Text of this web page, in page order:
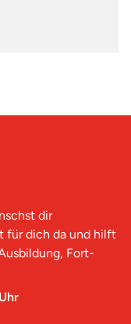
dir
für dich da und hilft
Fort-